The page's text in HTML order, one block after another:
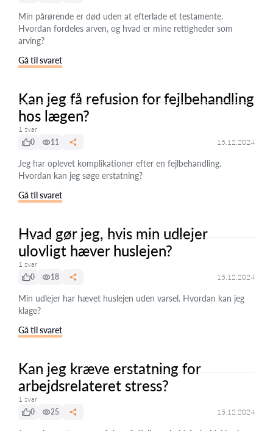
Min pårørende er død uden at efterlade et testamente.
Hvordan fordeles arven, og hvad er mine rettigheder som
arving?
Gå til svaret
Kan jeg få refusion for fejlbehandling
hos lægen?
1 svar
0
11 15.12.2024
Jeg har oplevet komplikationer efter en fejlbehandling.
Hvordan kan jeg søge erstatning?
Gå til svaret
Hvad gør jeg, hvis min udlejer
ulovligt hæver huslejen?
1 svar
0
18 15.12.2024
Min udlejer har hævet huslejen uden varsel. Hvordan kan jeg
klage?
Gå til svaret
Kan jeg kræve erstatning for
arbejdsrelateret stress?
1 svar
0
25 15.12.2024